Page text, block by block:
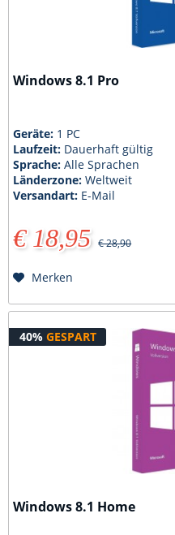
Windows 8.1 Pro
Geräte: 1 PC
Laufzeit: Dauerhaft gültig
Sprache:Alle Sprachen
Länderzone:Weltweit
Versandart: E-Mail
€ 18,95 € 28,90
Merken
40% GESPART
Windows 8.1 Home